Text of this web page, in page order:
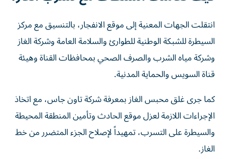
انتقلت الجهات المعنية إلى موقع الانفجار، بالتنسيق مع مركز
السيطرة للشبكة الوطنية للطوارئ والسلامة العامة وشركة الغاز
وشركة مياه الشرب والصرف الصحي بمحافظات القناة وهيئة
قناة السويس والحماية المدنية.
كما جرى غلق محبس الغاز بمعرفة شركة تاون جاس، مع اتخاذ
الإجراءات اللازمة لعزل موقع الحادث وتأمين المنطقة المحيطة
والسيطرة على التسرب، تمهيداً لإصلاح الجزء المتضرر من خط
الغاز.